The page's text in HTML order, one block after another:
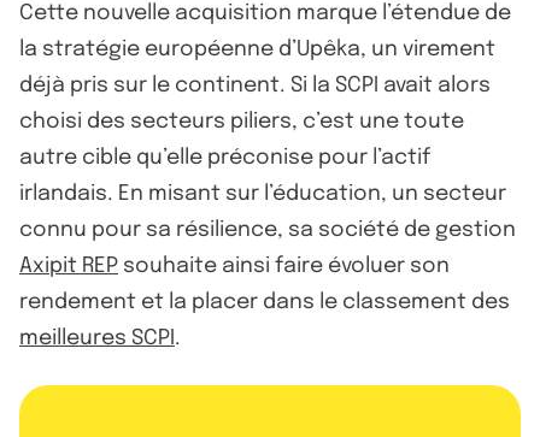
Cette nouvelle acquisition marque l’étendue de
la stratégie européenne d’Upêka, un virement
déjà pris sur le continent. Si la SCPI avait alors
choisi des secteurs piliers, c’est une toute
autre cible qu’elle préconise pour l’actif
irlandais. En misant sur l’éducation, un secteur
connu pour sa résilience, sa société de gestion
Axipit REP souhaite ainsi faire évoluer son
rendement et la placer dans le classement des
meilleures SCPI .